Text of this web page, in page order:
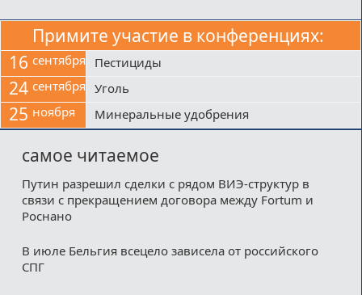
Примите участие в конференциях:
16 сентября Пестициды
24 сентября Уголь
25 ноября Минеральные удобрения
самое читаемое
Путин разрешил сделки с рядом ВИЭ-структур в
связи с прекращением договора между Fortum и
Роснано
В июле Бельгия всецело зависела от российского
СПГ